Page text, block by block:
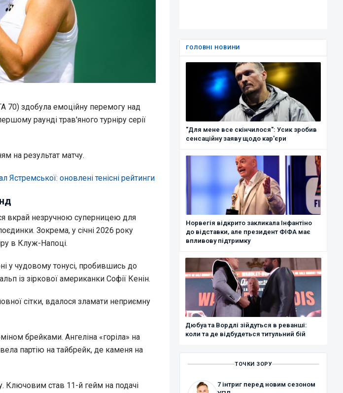
70) здобула емоційну перемогу над
раунді трав'яного турніру серії
на результат матчу.
Ястремської: оновлені тенісні рейтинги
вкрай незручною суперницею для
Зокрема, у січні 2026 року
в Клуж-Напоці.
у чудовому тонусі, пробившись до
із зіркової американки Софії Кенін.
сітки, вдалося зламати неприємну
брейками. Ангеліна «горіла» на
партію на тайбрейк, де каменя на
Ключовим став 11-й гейм на подачі
ГОЛОВНІ НОВИНИ
"Для мене все скінчилося": Усик зробив
сенсаційну заяву щодо кар'єри
Норвегія відкрито закликала Інфантіно
до відставки, але президент ФІФА має
впливову підтримку
Дюбуа та Вордлі зійдуться в реванші:
коли та де відбудеться титульний бій
ТОЧКИ ЗОРУ
7 інтриг перед новим сезоном